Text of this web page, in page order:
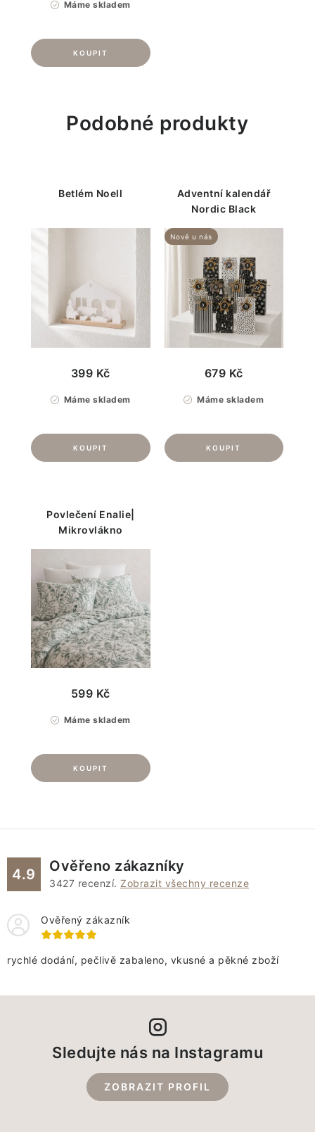
Máme skladem
Podobné produkty
Betlém Noell
Máme skladem
399 Kč
Adventní kalendář
Nordic Black
Nově u nás
Máme skladem
679 Kč
Povlečení Enalie|
Mikrovlákno
Máme skladem
599 Kč
4.9 Ověřeno zákazníky
3427 recenzí. Zobrazit všechny recenze
Ověřený zákazník
rychlé dodání, pečlivě zabaleno, vkusné a pěkné zboží
Sledujte nás na Instagramu
ZOBRAZIT PROFIL